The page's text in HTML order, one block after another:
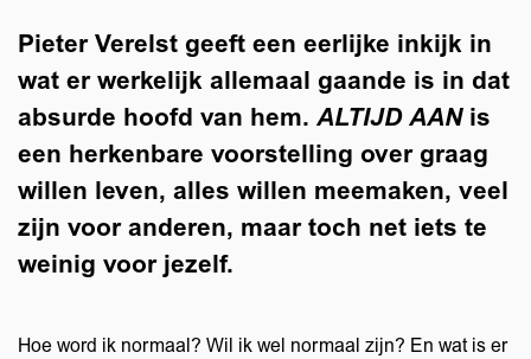
Pieter Verelst geeft een eerlijke inkijk in
wat er werkelijk allemaal gaande is in dat
absurde hoofd van hem. ALTIJD AANis
een herkenbare voorstelling over graag
willen leven, alles willen meemaken, veel
zijn voor anderen, maar toch net iets te
weinig voor jezelf.
Hoe word ik normaal? Wil ik wel normaal zijn? En wat is er